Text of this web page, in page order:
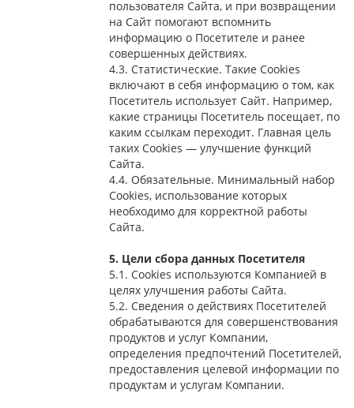
пользователя Сайта, и при возвращении
на Сайт помогают вспомнить
информацию о Посетителе и ранее
совершенных действиях.
4.3. Статистические. Такие Cookies
включают в себя информацию о том, как
Посетитель использует Сайт. Например,
какие страницы Посетитель посещает, по
каким ссылкам переходит. Главная цель
таких Cookies — улучшение функций
Сайта.
4.4. Обязательные. Минимальный набор
Cookies, использование которых
необходимо для корректной работы
Сайта.
5. Цели сбора данных Посетителя
5.1. Cookies используются Компанией в
целях улучшения работы Сайта.
5.2. Сведения о действиях Посетителей
обрабатываются для совершенствования
продуктов и услуг Компании,
определения предпочтений Посетителей,
предоставления целевой информации по
продуктам и услугам Компании.